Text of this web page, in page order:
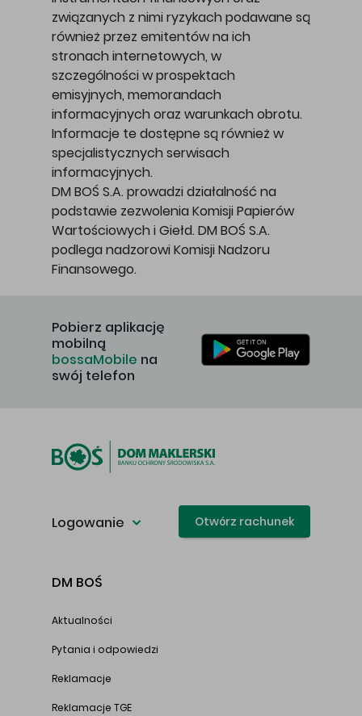
związanych z nimi ryzykach podawane są
również przez emitentów na ich
stronach internetowych, w
szczególności w prospektach
emisyjnych, memorandach
informacyjnych oraz warunkach obrotu.
Informacje te dostępne są również w
specjalistycznych serwisach
informacyjnych.
DM BOŚ S.A. prowadzi działalność na
podstawie zezwolenia Komisji Papierów
Wartościowych i Giełd. DM BOŚ S.A.
podlega nadzorowi Komisji Nadzoru
Finansowego.
Pobierz aplikację
mobilną
bossaMobile na
swój telefon
Logowanie Otwórz rachunek
DM BOŚ
Aktualności
Pytania i odpowiedzi
Reklamacje
Reklamacje TGE